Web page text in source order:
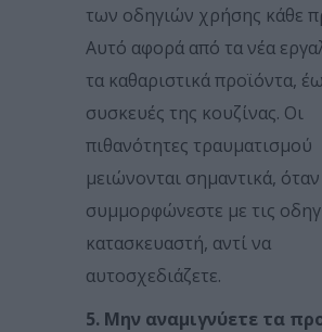
των οδηγιών χρήσης κάθε
Αυτό αφορά από τα νέα
τα καθαριστικά προϊόντα,
συσκευές της κουζίνας. Οι
πιθανότητες τραυματισμού
μειώνονται σημαντικά, όταν
συμμορφώνεστε με τις
κατασκευαστή, αντί να
αυτοσχεδιάζετε.
5. Μην αναμιγνύετε τα